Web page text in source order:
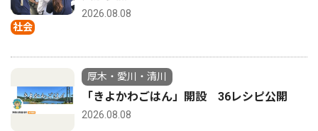
社会
2026.08.08
厚木・愛川・清川
「きよかわごはん」開設 36レシピ公開
2026.08.08